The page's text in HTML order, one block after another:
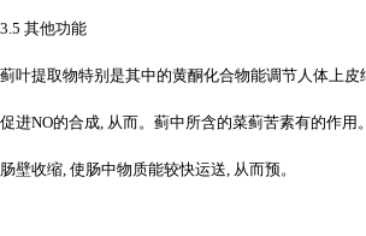
3.5 其他功能
蓟叶提取物特别是其中的黄酮化合物能调节人体上皮
促进NO的合成, 从而。蓟中所含的菜蓟苦素有的作用
肠壁收缩, 使肠中物质能较快运送, 从而预。